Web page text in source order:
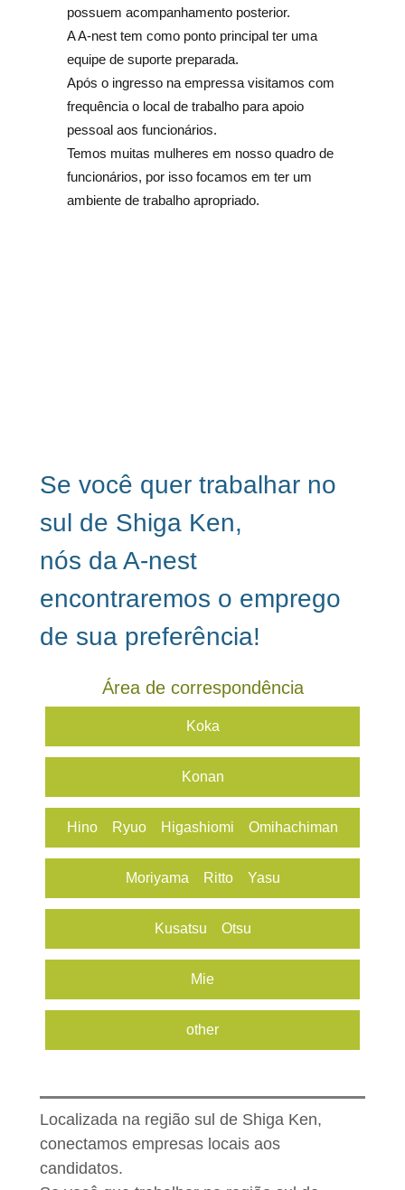
possuem acompanhamento posterior.
A A-nest tem como ponto principal ter uma
equipe de suporte preparada.
Após o ingresso na empressa visitamos com
frequência o local de trabalho para apoio
pessoal aos funcionários.
Temos muitas mulheres em nosso quadro de
funcionários, por isso focamos em ter um
ambiente de trabalho apropriado.
Se você quer trabalhar no
sul de Shiga Ken,
nós da A-nest
encontraremos o emprego
de sua preferência!
Área de correspondência
Koka
Konan
Hino Ryuo Higashiomi Omihachiman
Moriyama Ritto​ Yasu
Kusatsu Otsu
Mie
other
Localizada na região sul de Shiga Ken,
conectamos empresas locais aos
candidatos.